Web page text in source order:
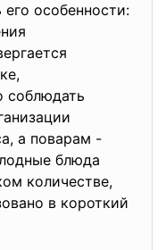
особенности:
соблюдать
а поварам -
блюда
количестве,
в короткий